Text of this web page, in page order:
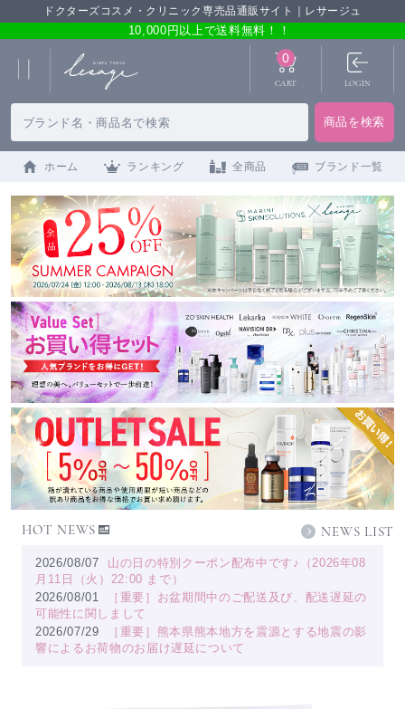
ドクターズコスメ・クリニック専売品通販サイト｜レサージュ
10,000円以上で送料無料！！
0
CART LOGIN
ホーム ランキング 全商品 ブランド一覧
HOT NEWS NEWS LIST
2026/08/07
山の日の特別クーポン配布中です♪（2026年08
月11日（火）22:00 まで）
2026/08/01
［重要］お盆期間中のご配送及び、配送遅延の
可能性に関しまして
2026/07/29
［重要］熊本県熊本地方を震源とする地震の影
響によるお荷物のお届け遅延について